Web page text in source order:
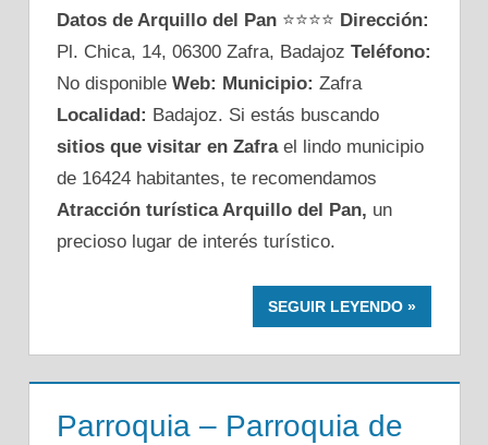
Datos de Arquillo del Pan ⭐⭐⭐⭐ Dirección:
Pl. Chica, 14, 06300 Zafra, Badajoz Teléfono:
No disponible Web: Municipio: Zafra
Localidad: Badajoz. Si estás buscando
sitios que visitar en Zafrael lindo municipio
de 16424 habitantes, te recomendamos
Atracción turística Arquillo del Pan, un
precioso lugar de interés turístico.
SEGUIR LEYENDO
Parroquia – Parroquia de